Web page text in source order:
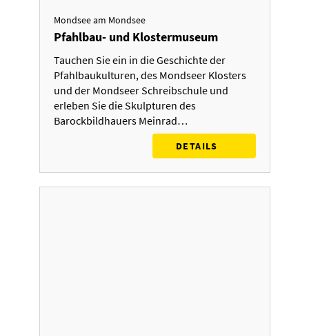
Mondsee am Mondsee
Pfahlbau- und Klostermuseum
Tauchen Sie ein in die Geschichte der
Pfahlbaukulturen, des Mondseer Klosters
und der Mondseer Schreibschule und
erleben Sie die Skulpturen des
Barockbildhauers Meinrad…
DETAILS